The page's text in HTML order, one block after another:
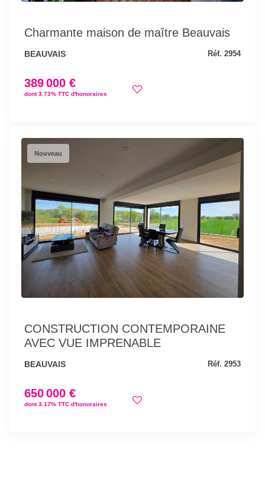
Charmante maison de maître Beauvais
BEAUVAIS Réf. 2954
389 000 €
dont 3.73% TTC d'honoraires
Nouveau
CONSTRUCTION CONTEMPORAINE
AVEC VUE IMPRENABLE
BEAUVAIS Réf. 2953
650 000 €
dont 3.17% TTC d'honoraires